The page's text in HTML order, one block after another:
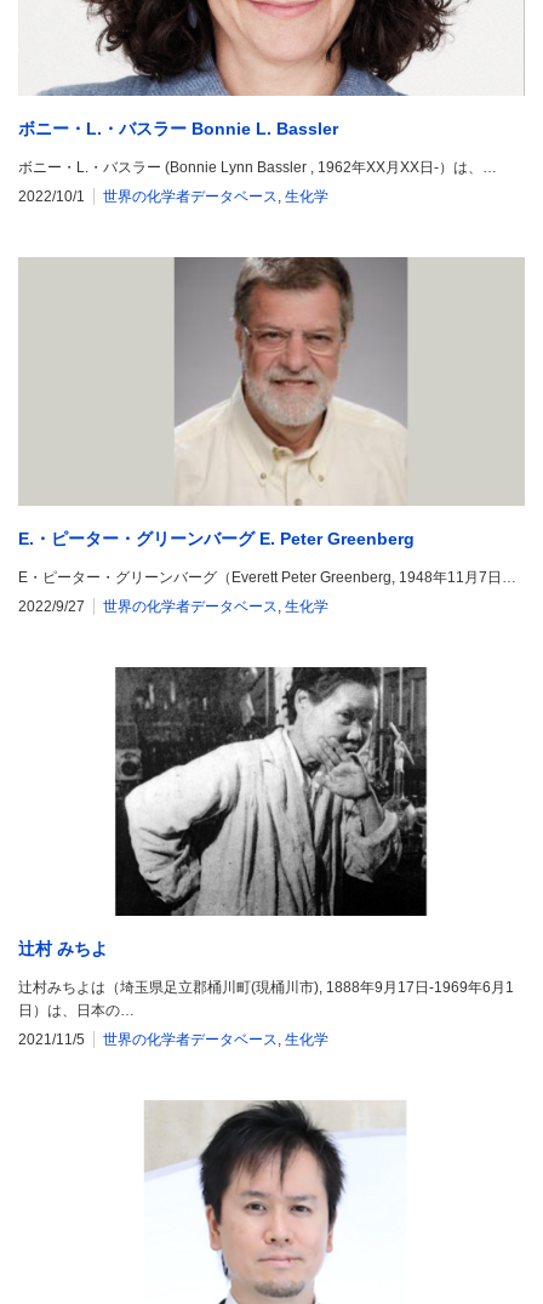
ボニー・L.・バスラー Bonnie L. Bassler
ボニー・L.・バスラー (Bonnie Lynn Bassler , 1962年XX月XX日-）は、…
2022/10/1
世界の化学者データベース 生化学
E.・ピーター・グリーンバーグ E. Peter Greenberg
E・ピーター・グリーンバーグ（Everett Peter Greenberg, 1948年11月7日…
2022/9/27
世界の化学者データベース, 生化学
辻村 みちよ
辻村みちよは（埼玉県足立郡桶川町(現桶川市), 1888年9月17日-1969年6月1
日）は、日本の…
2021/11/5
世界の化学者データベース, 生化学